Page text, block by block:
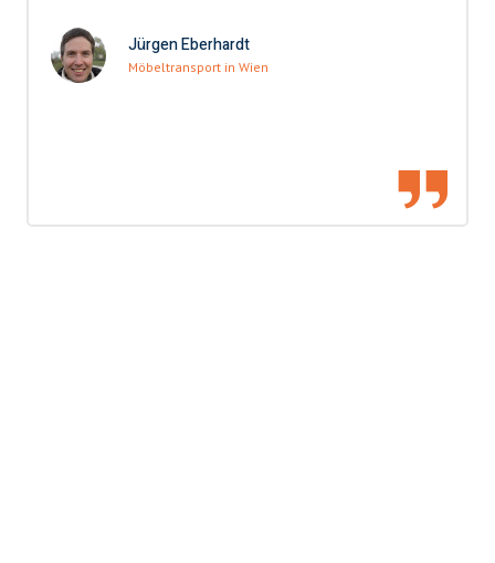
Jürgen Eberhardt
Möbeltransport in Wien